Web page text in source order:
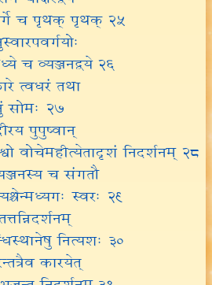
च पृथक् पृथक् २५
च व्यञ्जनद्वये २६
त्वधरं तथा
सोमः २७
पुपुष्वान्
वोचेमहीत्येतादृशं निदर्शनम् २८
च संगतौ
स्वरः २९
नित्यशः ३०
कारयेत्